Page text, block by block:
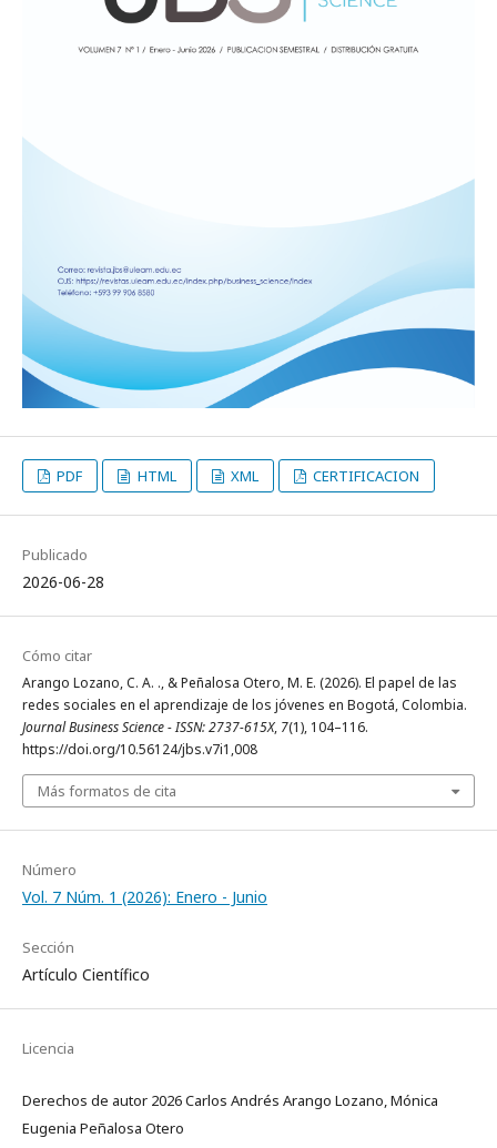
PDF HTML XML CERTIFICACION
Publicado
2026-06-28
Cómo citar
Arango Lozano, C. A. ., & Peñalosa Otero, M. E. (2026). El papel de las
redes sociales en el aprendizaje de los jóvenes en Bogotá, Colombia.
Journal Business Science - ISSN: 2737-615X, 7(1), 104–116.
https://doi.org/10.56124/jbs.v7i1,008
Más formatos de cita
Número
Vol. 7 Núm. 1 (2026): Enero - Junio
Sección
Artículo Científico
Licencia
Derechos de autor 2026 Carlos Andrés Arango Lozano, Mónica
Eugenia Peñalosa Otero